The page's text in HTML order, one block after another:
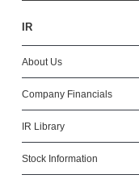
IR
About Us
Company Financials
IR Library
Stock Information